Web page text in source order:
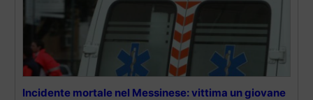
Incidente mortale nel Messinese: vittima un giovane